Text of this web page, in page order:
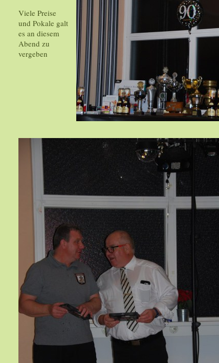
Viele Preise
und Pokale galt
es an diesem
Abend zu
vergeben